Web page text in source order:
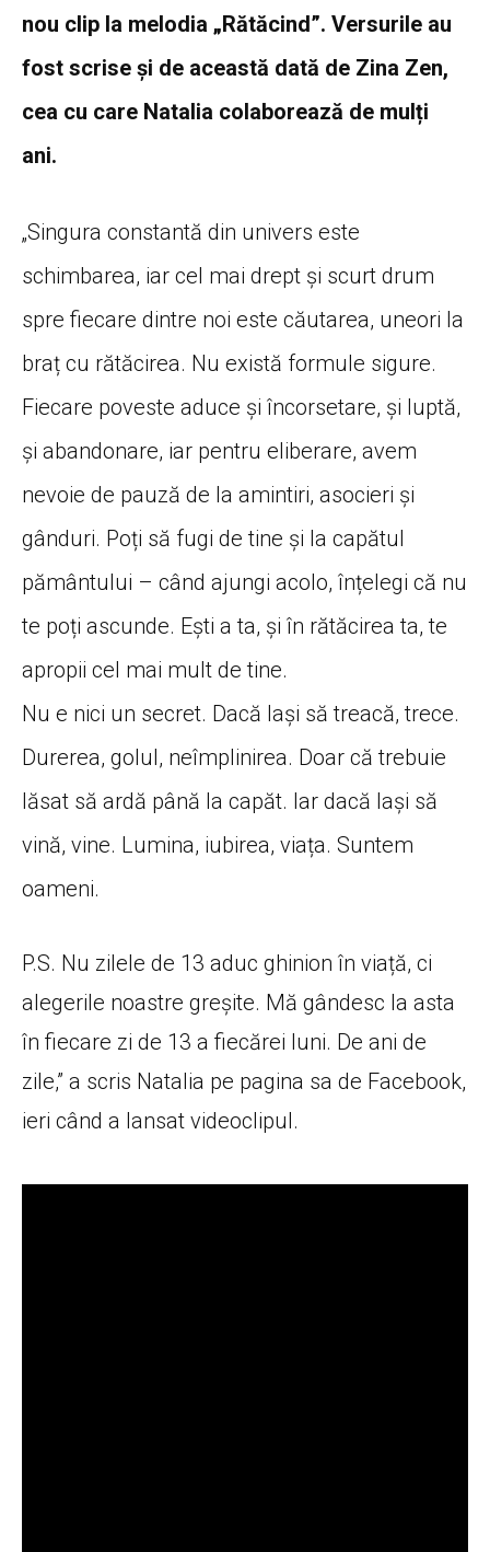
nou clip la melodia „Rătăcind”. Versurile au
fost scrise și de această dată de Zina Zen,
cea cu care Natalia colaborează de mulți
ani.
„Singura constantă din univers este
schimbarea, iar cel mai drept și scurt drum
spre fiecare dintre noi este căutarea, uneori la
braț cu rătăcirea. Nu există formule sigure.
Fiecare poveste aduce și încorsetare, și luptă,
și abandonare, iar pentru eliberare, avem
nevoie de pauză de la amintiri, asocieri și
gânduri. Poți să fugi de tine și la capătul
pământului – când ajungi acolo, înțelegi că nu
te poți ascunde. Ești a ta, și în rătăcirea ta, te
apropii cel mai mult de tine.
Nu e nici un secret. Dacă lași să treacă, trece.
Durerea, golul, neîmplinirea. Doar că trebuie
lăsat să ardă până la capăt. Iar dacă lași să
vină, vine. Lumina, iubirea, viața. Suntem
oameni.
P.S. Nu zilele de 13 aduc ghinion în viață, ci
alegerile noastre greșite. Mă gândesc la asta
în fiecare zi de 13 a fiecărei luni. De ani de
zile,” a scris Natalia pe pagina sa de Facebook,
ieri când a lansat videoclipul.